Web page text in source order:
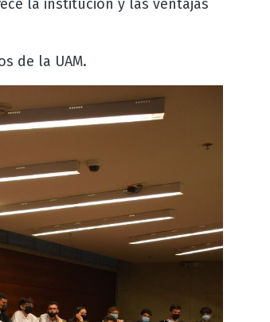
la institución y las ventajas
de la UAM.